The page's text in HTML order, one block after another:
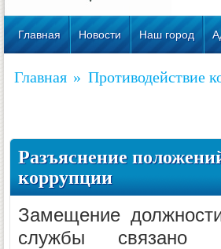
Главная Новости Наш город
Главная » Противодействие
Разъяснение
коррупции
Замещение
службы связано с